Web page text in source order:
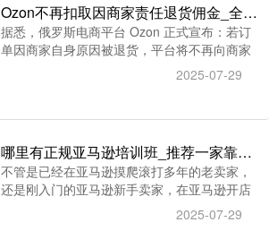
Ozon不再扣取因商家责任退货佣金_全球海运运价七连跌美东线暴跌6.5%
据悉，俄罗斯电商平台 Ozon 正式宣布：若订
单因商家自身原因被退货，平台将不再向商家
扣除销售佣金，售后返还将全额原路退还佣金;
全球海运市场延续跌势，上海集装箱出口运价
跌幅达3.3%。
2025-07-29
哪里有正规亚马逊培训班_推荐一家靠谱且正规的亚马逊培训机构
不管是已经在亚马逊摸爬滚打多年的老卖家，
还是刚入门的亚马逊新手卖家，在亚马逊开店
之前参与亚马逊培训可以有效地节省学习时间
和操作时间，更能够让我们在短时间内对亚马
2025-07-29